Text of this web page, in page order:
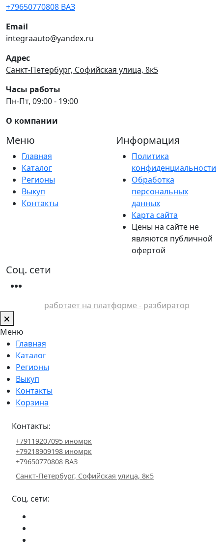
+79650770808 ВАЗ
Email
integraauto@yandex.ru
Адрес
Санкт-Петербург, Софийская улица, 8к5
Часы работы
Пн-Пт, 09:00 - 19:00
О компании
Меню
Главная
Каталог
Регионы
Выкуп
Контакты
Информация
Политика
конфиденциальности
Обработка
персональных
данных
Карта сайта
Цены на сайте не
являются публичной
офертой
Соц. сети
работает на платформе - разбиратор
Меню
Главная
Каталог
Регионы
Выкуп
Контакты
Корзина
Контакты:
+79119207095 иномрк
+79218909198 иномрк
+79650770808 ВАЗ
Санкт-Петербург, Софийская улица, 8к5
Соц. сети: